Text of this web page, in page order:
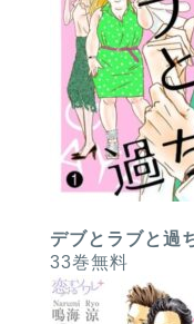
デブとラブと過
33巻無料